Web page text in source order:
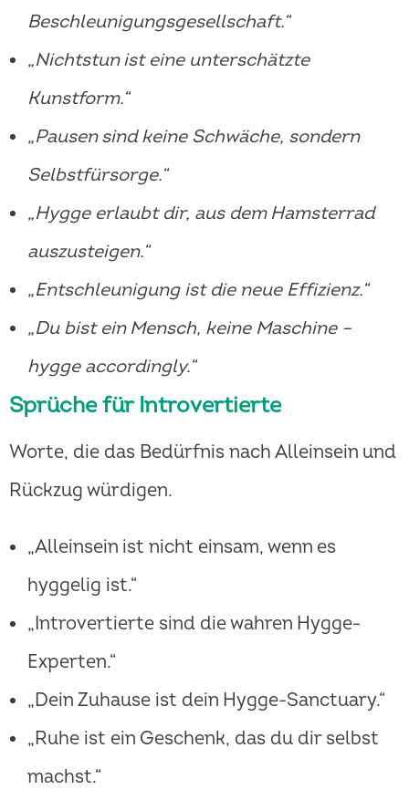
Beschleunigungsgesellschaft.“
„Nichtstun ist eine unterschätzte
Kunstform.“
„Pausen sind keine Schwäche, sondern
Selbstfürsorge.“
„Hygge erlaubt dir, aus dem Hamsterrad
auszusteigen.“
„Entschleunigung ist die neue Effizienz.“
„Du bist ein Mensch, keine Maschine –
hygge accordingly.“
Sprüche für Introvertierte
Worte, die das Bedürfnis nach Alleinsein und
Rückzug würdigen.
„Alleinsein ist nicht einsam, wenn es
hyggelig ist.“
„Introvertierte sind die wahren Hygge-
Experten.“
„Dein Zuhause ist dein Hygge-Sanctuary.“
„Ruhe ist ein Geschenk, das du dir selbst
machst.“